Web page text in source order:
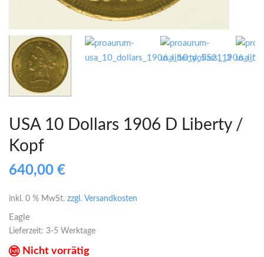
USA 10 Dollars 1906 D Liberty /
Kopf
640,00 €
inkl. 0 % MwSt. zzgl. Versandkosten
Eagle
Lieferzeit: 3-5 Werktage
Nicht vorrätig